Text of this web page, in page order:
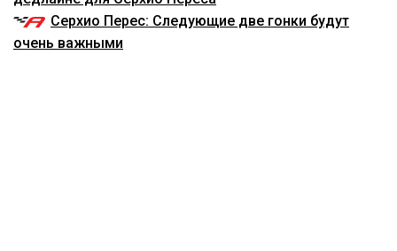
Серхио Перес: Следующие две гонки будут
очень важными